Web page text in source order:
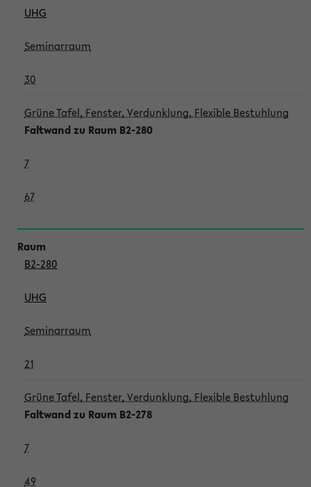
UHG
Seminarraum
30
Grüne Tafel, Fenster, Verdunklung, Flexible Bestuhlung
Faltwand zu Raum B2-280
7
67
B2-280
UHG
Seminarraum
21
Grüne Tafel, Fenster, Verdunklung, Flexible Bestuhlung
Faltwand zu Raum B2-278
7
49